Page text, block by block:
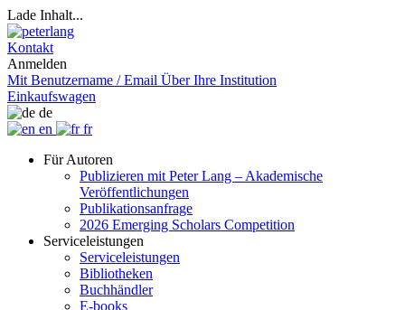
Lade Inhalt...
Kontakt
Anmelden
Mit Benutzername / Email Über Ihre Institution
Einkaufswagen
de
en
fr
Für Autoren
Publizieren mit Peter Lang – Akademische
Veröffentlichungen
Publikationsanfrage
2026 Emerging Scholars Competition
Serviceleistungen
Serviceleistungen
Bibliotheken
Buchhändler
E-books